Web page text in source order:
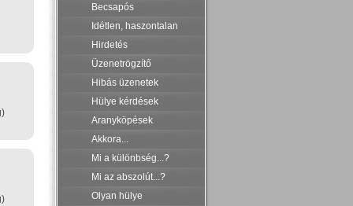
Becsapós
Idétlen, haszontalan
Hirdetés
Üzenetrögzítő
Hibás üzenetek
Hülye kérdések
Aranyköpések
Akkora...
Mi a különbség...?
Mi az abszolút...?
Olyan hülye